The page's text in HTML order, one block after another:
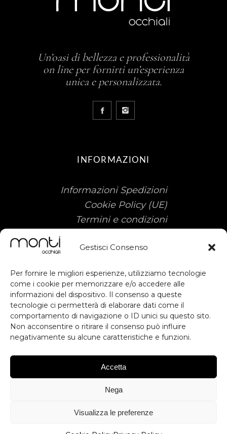
Gestisci Consenso
Per fornire le migliori esperienze, utilizziamo tecnologie
come i cookie per memorizzare e/o accedere alle
informazioni del dispositivo. Il consenso a queste
tecnologie ci permetterà di elaborare dati come il
comportamento di navigazione o ID unici su questo sito.
Non acconsentire o ritirare il consenso può influire
negativamente su alcune caratteristiche e funzioni.
Accetta
Nega
Visualizza le preferenze
subscribe
RESTA AGGIORNATO
ISCRIVITI
Un’oasi di bellezza e professionalità
on line per fornirti un’esperienza
unica e personalizzata.
INFORMAZIONI
Informazioni Spedizioni
Cookie Policy (UE)
Termini e condizioni
Sostegno ottenuto dal FESR ai sensi
degli artt. 49, 50 e dell'allegato IX del
RDC. Contributo previsto dall'avviso
Inteventi di Digital Workplace per
migliorare la produttività, Digital
Commerce & Engagement per
migliorare l'esperienza utente e
stabilità, Database Backup per